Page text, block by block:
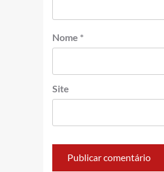
Nome *
Site